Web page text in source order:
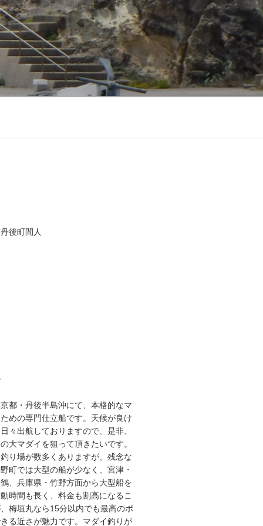
後町間人
都・丹後半島沖にて、本格的なマ
めの専門仕立船です。天候が良け
々出航しておりますので、是非、
大マダイを狙って頂きたいです。
り場が数多くありますが、残念な
町では大型の船が少なく、宮津・
、兵庫県・竹野方面から大型船を
時間も長く、料金も割高になるこ
梅垣丸なら15分以内でも最高のポ
る近さが魅力です。マダイ釣りが